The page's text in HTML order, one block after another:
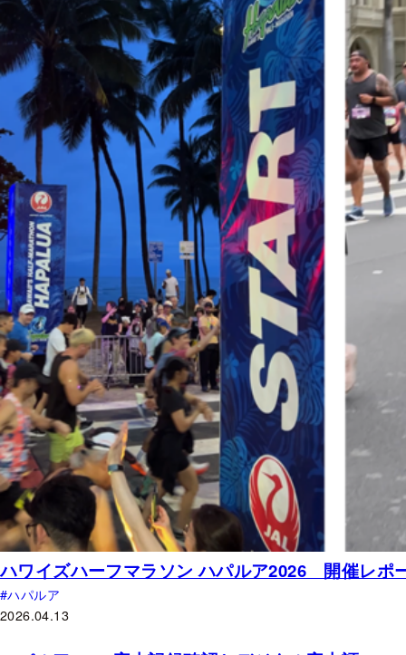
ハワイズハーフマラソン ハパルア2026 開催レポ
ハパルア
2026.04.13